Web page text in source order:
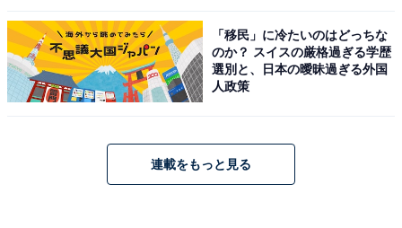
「移民」に冷たいのはどっちな
のか？ スイスの厳格過ぎる学歴
選別と、日本の曖昧過ぎる外国
人政策
連載をもっと見る